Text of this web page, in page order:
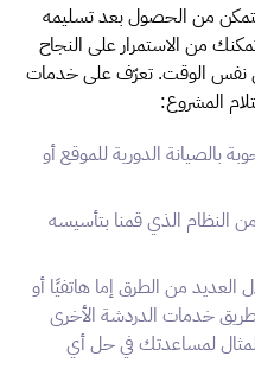
من الحصول بعد تسليمه
من الاستمرار على النجاح
نفس الوقت. تعرّف على خدمات
المشروع:
بالصيانة الدورية للموقع أو
النظام الذي قمنا بتأسيسه
من الطرق إما هاتفيًا أو
طريق خدمات الدردشة الأخرى
لمساعدتك في حل أي